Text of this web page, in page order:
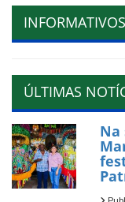
INFORMATIVOS
ÚLTIMAS
Na